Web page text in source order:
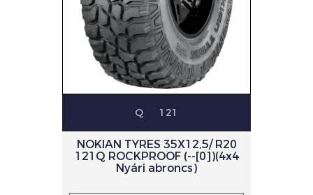
Q 121
NOKIAN TYRES 35X12,5/ R20
121Q ROCKPROOF (--[0])(4x4
Nyári abroncs)